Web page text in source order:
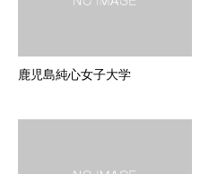
鹿児島純心女子大学